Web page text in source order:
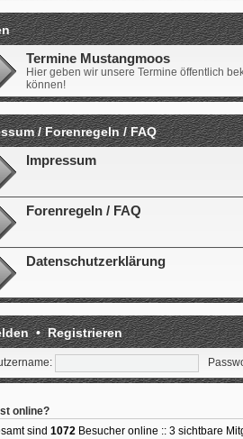
Termine Mustangmoos
Hier geben wir unsere Termine öffentlich
können!
/ Forenregeln / FAQ
Impressum
Forenregeln / FAQ
Datenschutzerklärung
•Registrieren
online?
sind 1072Besucher online :: 3 sichtbare